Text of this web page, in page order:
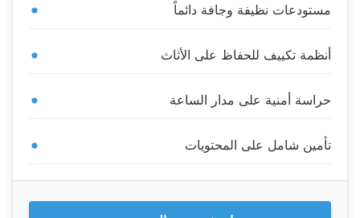
مستودعات نظيفة وجافة دائماً
أنظمة تكييف للحفاظ على الأثاث
حراسة أمنية على مدار الساعة
تأمين شامل على المحتويات